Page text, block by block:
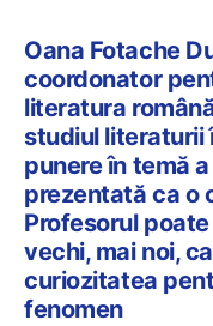
Oana Fotache
coordonator
literatura
studiul literaturii
punere în temă
prezentată ca o
Profesorul
vechi, mai noi,
curiozitatea
fenomen